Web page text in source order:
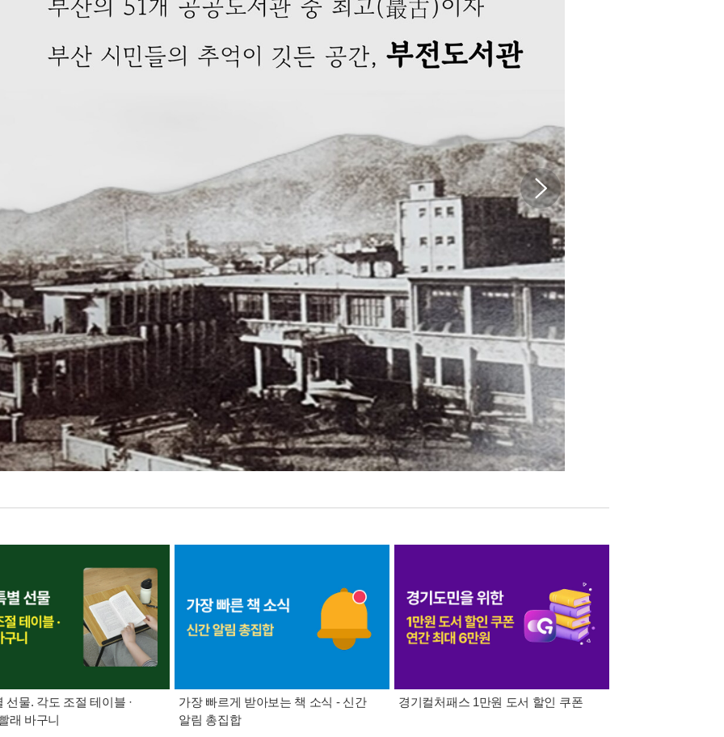
선물. 각도 조절 테이블 ·
래 바구니
가장 빠르게 받아보는 책 소식 - 신간
알림 총집합
경기컬처패스 1만원 도서 할인 쿠폰